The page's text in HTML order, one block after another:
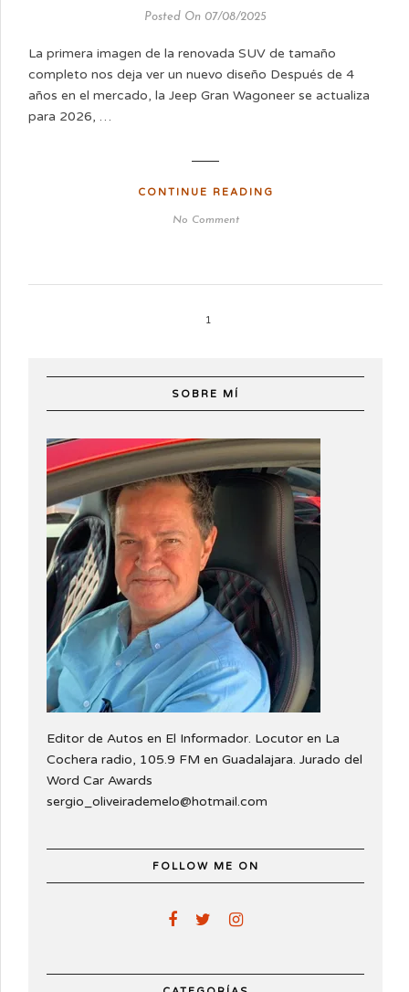
Posted On 07/08/2025
La primera imagen de la renovada SUV de tamaño
completo nos deja ver un nuevo diseño Después de 4
años en el mercado, la Jeep Gran Wagoneer se actualiza
para 2026, …
CONTINUE READING
No Comment
1
SOBRE MÍ
Editor de Autos en El Informador. Locutor en La
Cochera radio, 105.9 FM en Guadalajara. Jurado del
Word Car Awards
sergio_oliveirademelo@hotmail.com
FOLLOW ME ON